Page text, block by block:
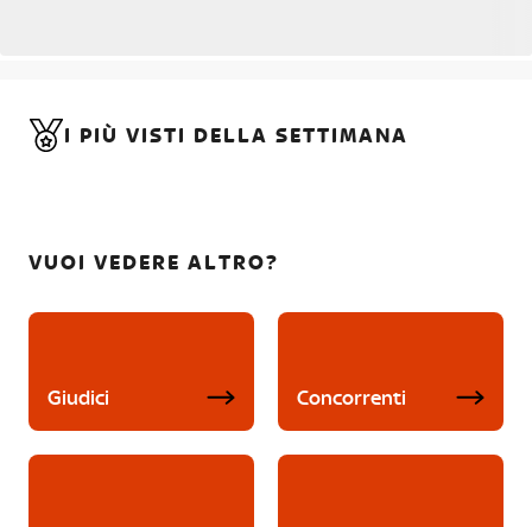
I PIÙ VISTI DELLA SETTIMANA
VUOI VEDERE ALTRO?
Giudici Concorrenti